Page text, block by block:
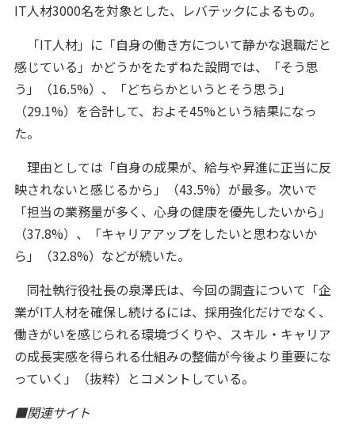
IT人材3000名を対象とした、レバテックによるもの。
「IT人材」に「自身の働き方について静かな退職だと
感じている」かどうかをたずねた設問では、「そう思
う」（16.5%）、「どちらかというとそう思う」
（29.1%）を合計して、およそ45%という結果になっ
た。
理由としては「自身の成果が、給与や昇進に正当に反
映されないと感じるから」（43.5%）が最多。次いで
「担当の業務量が多く、心身の健康を優先したいから」
（37.8%）、「キャリアアップをしたいと思わないか
ら」（32.8%）などが続いた。
同社執行役社長の泉澤氏は、今回の調査について「企
業がIT人材を確保し続けるには、採用強化だけでなく、
働きがいを感じられる環境づくりや、スキル・キャリア
の成長実感を得られる仕組みの整備が今後より重要にな
っていく」（抜粋）とコメントしている。
■関連サイト